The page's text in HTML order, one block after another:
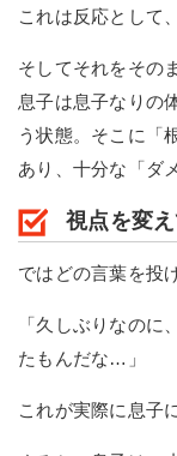
これは反応として
そしてそれをその
息子は息子なりの
う状態。そこに「
あり、十分な「ダ
視点を変
ではどの言葉を投
「久しぶりなのに
たもんだな…」
これが実際に息子